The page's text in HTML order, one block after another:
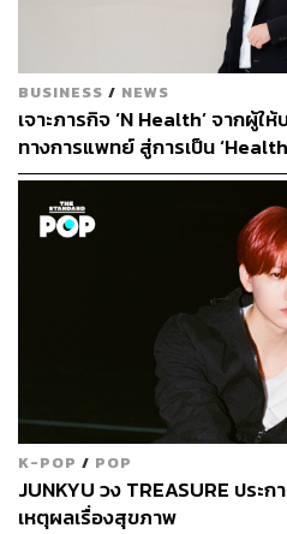
นอนหลับให้เพียงพอในเวลาเ
เพื่อให้การนอนหลับสอดคล้องกั
Clock) หรือวงจรของระบบการท
จึงควรนอนหลับให้เพียงพอ ตื่นแล
ประจำทุกวัน เมื่อถึงเวลานอนร่
ได้แก่ ฮอร์โมนเมลาโทนินเป็นฮ
เพื่อทำให้รู้สึกง่วงนอน และโกร
ชะลอความแก่ออกมาเพื่อฟื้นฟูร่
ทั้งหมดนี้สอดคล้องกับจังหวะเซอ
Rhythms) ซึ่งเป็นวงจรในแต่ละ
การเข้านอนในช่วง 22.00 น. ห
ถึงช่วงหลับลึกได้ทันตอนประมา
ช่วงเวลาที่โกรทฮอร์โมนหลั่งอ
นอนให้ได้ 7-9 ชั่วโมงทุกคืน เพื่
จำนวนรอบการนอนประมาณ 4-
ประมาณ 20% และนอนให้ได้ค
ให้ตื่นมาสดชื่น
BUSINESS / NEWS
เจาะภารกิจ ‘N Health’ จากผู้ใ
ทางการแพทย์ สู่การเป็น
Solutions’
K-POP / POP
JUNKYU วง TREASURE ประ
เหตุผลเรื่องสุขภาพ